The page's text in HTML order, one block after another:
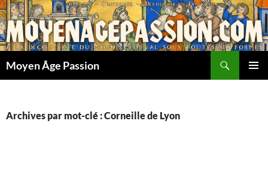
Aller
au
contenu
Moyen Âge Passion
Archives par mot-clé : Corneille de Lyon